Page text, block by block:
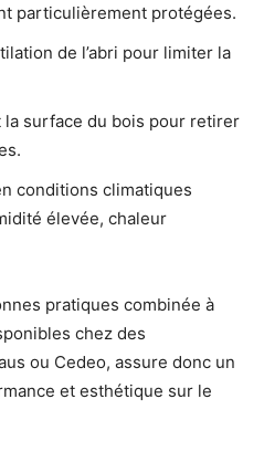
particulièrement protégées.
de l’abri pour limiter la
surface du bois pour retirer
conditions climatiques
élevée, chaleur
pratiques combinée à
chez des
ou Cedeo, assure donc un
et esthétique sur le